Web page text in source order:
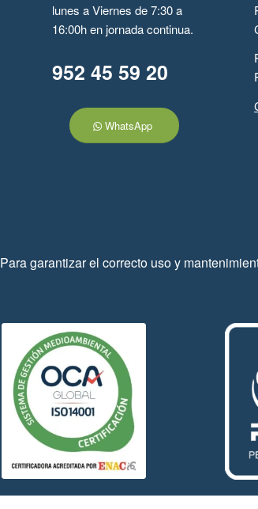
lunes a Viernes de 7:30 a
16:00h en jornada continua.
952 45 59 20
WhatsApp
Para garantizar el correcto uso y